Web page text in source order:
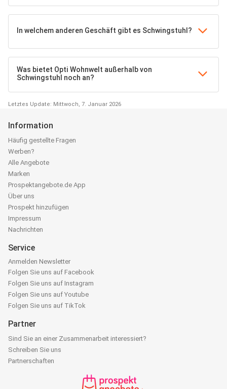
In welchem anderen Geschäft gibt es Schwingstuhl?
Was bietet Opti Wohnwelt außerhalb von
Schwingstuhl noch an?
Letztes Update: Mittwoch, 7. Januar 2026
Information
Häufig gestellte Fragen
Werben?
Alle Angebote
Marken
Prospektangebote.de App
Über uns
Prospekt hinzufügen
Impressum
Nachrichten
Service
Anmelden Newsletter
Folgen Sie uns auf Facebook
Folgen Sie uns auf Instagram
Folgen Sie uns auf Youtube
Folgen Sie uns auf TikTok
Partner
Sind Sie an einer Zusammenarbeit interessiert?
Schreiben Sie uns
Partnerschaften